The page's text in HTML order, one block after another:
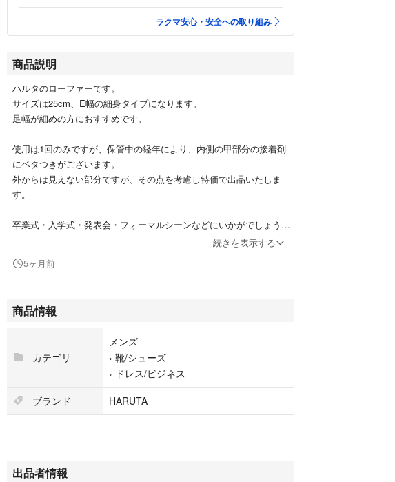
ラクマ安心・安全への取り組み
商品説明
ハルタのローファーです。
サイズは25cm、E幅の細身タイプになります。
足幅が細めの方におすすめです。
使用は1回のみですが、保管中の経年により、内側の甲部分の接着剤
にベタつきがございます。
外からは見えない部分ですが、その点を考慮し特価で出品いたしま
す。
卒業式・入学式・発表会・フォーマルシーンなどにいかがでしょう
＃ローファー
＃メンズシューズ
#25cm
#卒業式
＃ビジネスシューズ
続きを表示する
5ヶ月前
商品情報
カテゴリ
メンズ
› 靴/シューズ
› ドレス/ビジネス
ブランド
HARUTA
出品者情報